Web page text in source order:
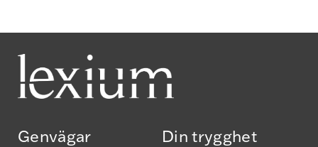
Genvägar Din trygghet